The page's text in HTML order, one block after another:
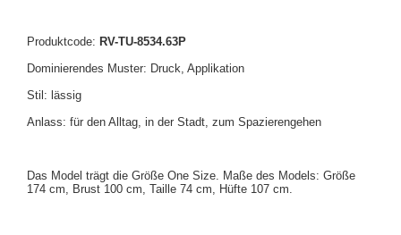
Produktcode: RV-TU-8534.63P
Dominierendes Muster: Druck, Applikation
Stil: lässig
Anlass: für den Alltag, in der Stadt, zum Spazierengehen
Das Model trägt die Größe One Size. Maße des Models: Größe
174 cm, Brust 100 cm, Taille 74 cm, Hüfte 107 cm.